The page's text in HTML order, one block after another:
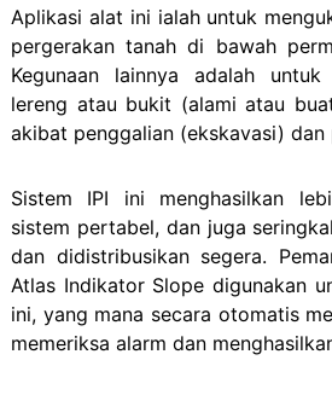
Aplikasi alat ini ialah untuk
pergerakan tanah di bawah
Kegunaan lainnya adalah
lereng atau bukit (alami atau
akibat penggalian (ekskavasi) dan
Sistem IPI ini menghasilkan
sistem pertabel, dan juga
dan didistribusikan segera.
Atlas Indikator Slope digunakan
ini, yang mana secara otomatis
memeriksa alarm dan